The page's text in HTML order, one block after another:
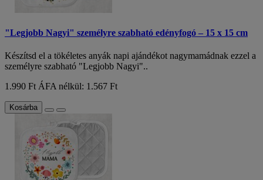
"Legjobb Nagyi" személyre szabható edényfogó – 15 x 15 cm
Készítsd el a tökéletes anyák napi ajándékot nagymamádnak ezzel a
személyre szabható "Legjobb Nagyi"..
1.990 Ft ÁFA nélkül: 1.567 Ft
Kosárba